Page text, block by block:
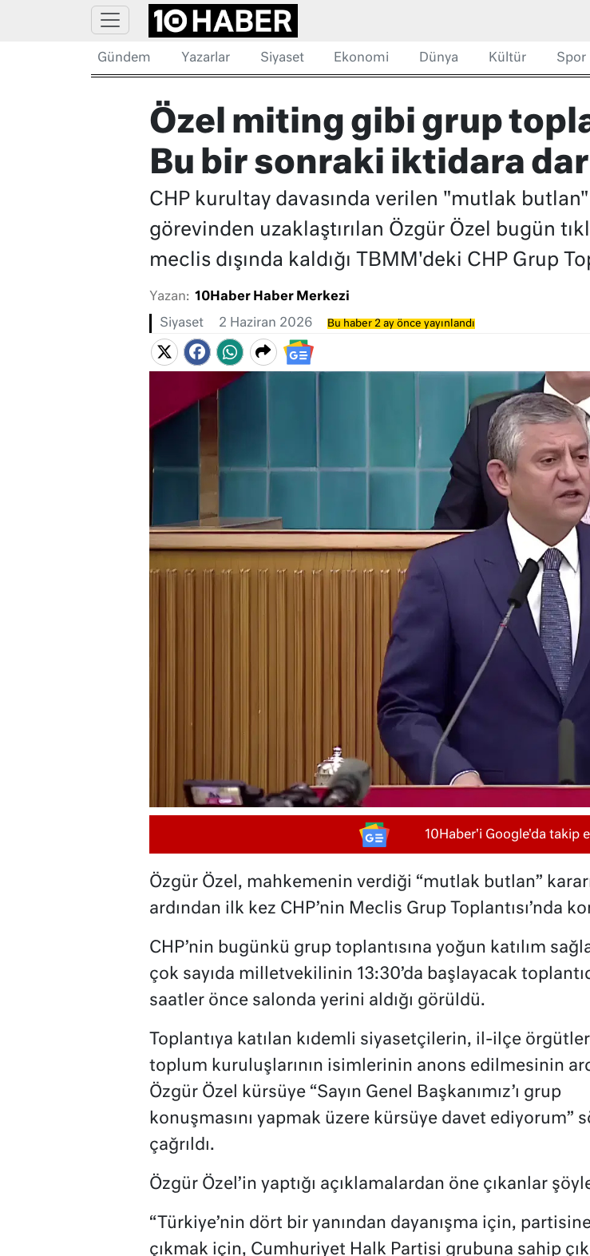
Gündem Yazarlar Siyaset Ekonomi Dünya Kültür Spor
Özel miting gibi grup
Bu bir sonraki iktidara
CHP kurultay davasında verilen "mutlak
görevinden uzaklaştırılan Özgür Özel bugün
meclis dışında kaldığı TBMM'deki CHP Grup
Yazan: 10Haber Haber Merkezi
Siyaset 2 Haziran 2026 Bu haber 2 ay önce yayınlandı
10Haber'i Google'da takip
Özgür Özel, mahkemenin verdiği “mutlak butlan”
ardından ilk kez CHP’nin Meclis Grup Toplantısı’nda
CHP’nin bugünkü grup toplantısına yoğun katılım
çok sayıda milletvekilinin 13:30’da başlayacak
saatler önce salonda yerini aldığı görüldü.
Toplantıya katılan kıdemli siyasetçilerin, il-ilçe
toplum kuruluşlarının isimlerinin anons edilmesinin
Özgür Özel kürsüye “Sayın Genel Başkanımız’ı grup
konuşmasını yapmak üzere kürsüye davet ediyorum”
çağrıldı.
Özgür Özel’in yaptığı açıklamalardan öne çıkanlar
“Türkiye’nin dört bir yanından dayanışma için,
çıkmak için, Cumhuriyet Halk Partisi grubuna sahip